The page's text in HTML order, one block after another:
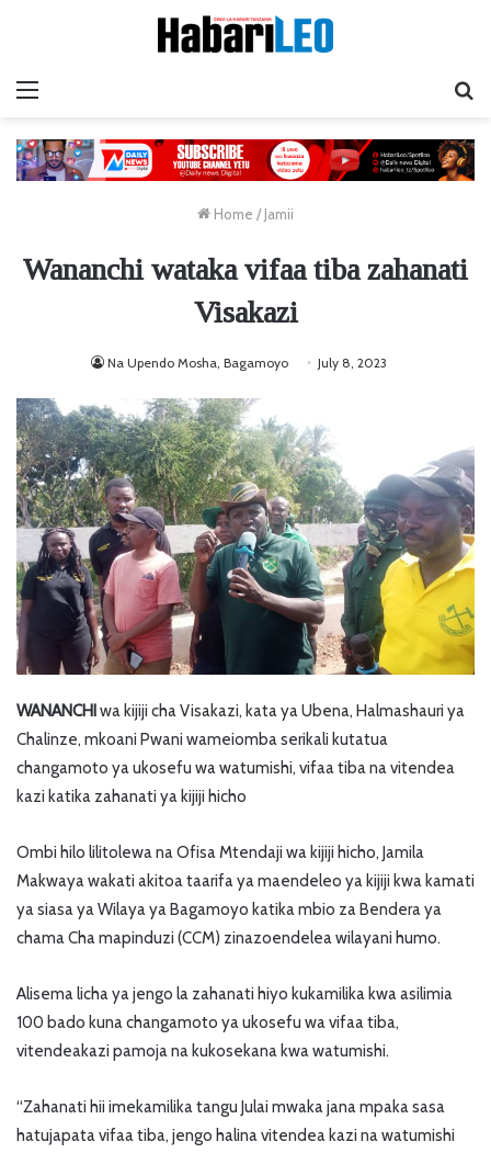
Home / Jamii
Wananchi wataka vifaa tiba zahanati
Visakazi
Na Upendo Mosha, Bagamoyo July 8, 2023
WANANCHIwa kijiji cha Visakazi, kata ya Ubena, Halmashauri ya
Chalinze, mkoani Pwani wameiomba serikali kutatua
changamoto ya ukosefu wa watumishi, vifaa tiba na vitendea
kazi katika zahanati ya kijiji hicho
Ombi hilo lilitolewa na Ofisa Mtendaji wa kijiji hicho, Jamila
Makwaya wakati akitoa taarifa ya maendeleo ya kijiji kwa kamati
ya siasa ya Wilaya ya Bagamoyo katika mbio za Bendera ya
chama Cha mapinduzi (CCM) zinazoendelea wilayani humo.
Alisema licha ya jengo la zahanati hiyo kukamilika kwa asilimia
100 bado kuna changamoto ya ukosefu wa vifaa tiba,
vitendeakazi pamoja na kukosekana kwa watumishi.
“Zahanati hii imekamilika tangu Julai mwaka jana mpaka sasa
hatujapata vifaa tiba, jengo halina vitendea kazi na watumishi